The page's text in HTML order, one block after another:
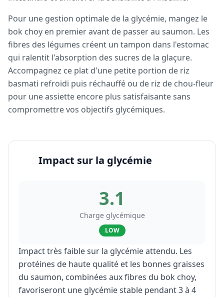
Pour une gestion optimale de la glycémie, mangez le
bok choy en premier avant de passer au saumon. Les
fibres des légumes créent un tampon dans l'estomac
qui ralentit l'absorption des sucres de la glaçure.
Accompagnez ce plat d'une petite portion de riz
basmati refroidi puis réchauffé ou de riz de chou-fleur
pour une assiette encore plus satisfaisante sans
compromettre vos objectifs glycémiques.
Impact sur la glycémie
3.1
Charge glycémique
LOW
Impact très faible sur la glycémie attendu. Les
protéines de haute qualité et les bonnes graisses
du saumon, combinées aux fibres du bok choy,
favoriseront une glycémie stable pendant 3 à 4